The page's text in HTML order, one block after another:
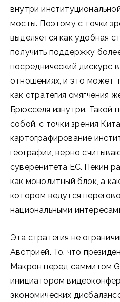
внутри
мосты. Поэтому с точки
выделяется как удобная
получить поддержку
посреднический дискурс
отношениях, и это может
как стратегия смягчения
Брюсселя изнутри. Такой
собой, с точки зрения
картографирование
географии, верно
суверенитета ЕС. Пекин
как монолитный блок, а
котором ведутся
национальными
Эта стратегия не
Австрией. То, что
Макрон перед саммитом
инициатором
экономических